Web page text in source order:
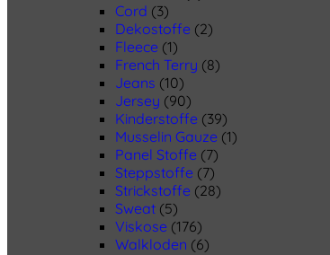
Cord (3)
Dekostoffe (2)
Fleece (1)
French Terry (8)
Jeans (10)
Jersey (90)
Kinderstoffe (39)
Musselin Gauze (1)
Panel Stoffe (7)
Steppstoffe (7)
Strickstoffe (28)
Sweat (5)
Viskose (176)
Walkloden (6)